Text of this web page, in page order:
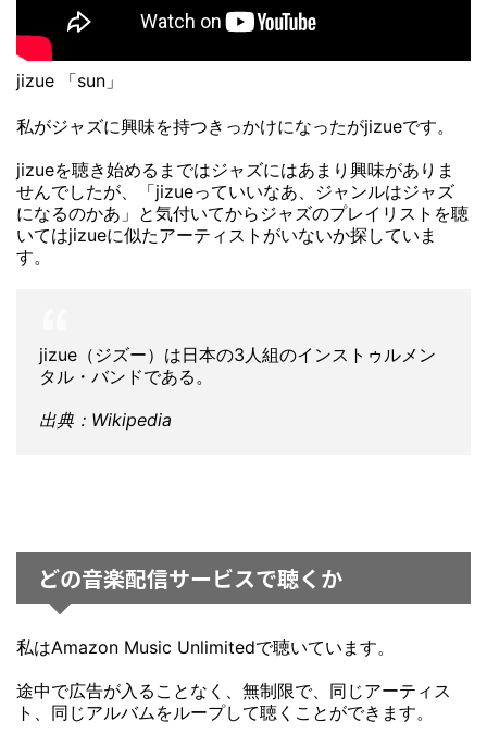
jizue 「sun」
私がジャズに興味を持つきっかけになったがjizueです。
jizueを聴き始めるまではジャズにはあまり興味がありま
せんでしたが、「jizueっていいなあ、ジャンルはジャズ
になるのかあ」と気付いてからジャズのプレイリストを聴
いてはjizueに似たアーティストがいないか探していま
す。
jizue（ジズー）は日本の3人組のインストゥルメン
タル・バンドである。
出典：Wikipedia
どの音楽配信サービスで聴くか
私はAmazon Music Unlimitedで聴いています。
途中で広告が入ることなく、無制限で、同じアーティス
ト、同じアルバムをループして聴くことができます。